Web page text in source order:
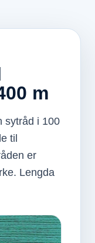
m
sytråd i 100
til
er
Lengda